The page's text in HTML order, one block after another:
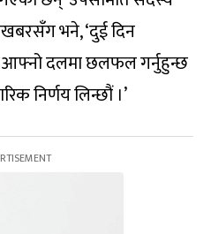
भने, ‘दुई दिन
दलमा छलफल गर्नुहुन्छ
निर्णय लिन्छौं ।’